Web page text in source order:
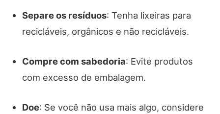
Separe os resíduos: Tenha lixeiras para
recicláveis, orgânicos e não recicláveis.
Compre com sabedoria: Evite produtos
com excesso de embalagem.
Doe: Se você não usa mais algo, considere